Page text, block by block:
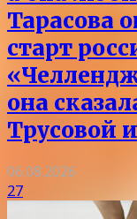
Тарасова
старт
она
Трусовой
06.08.2026
27